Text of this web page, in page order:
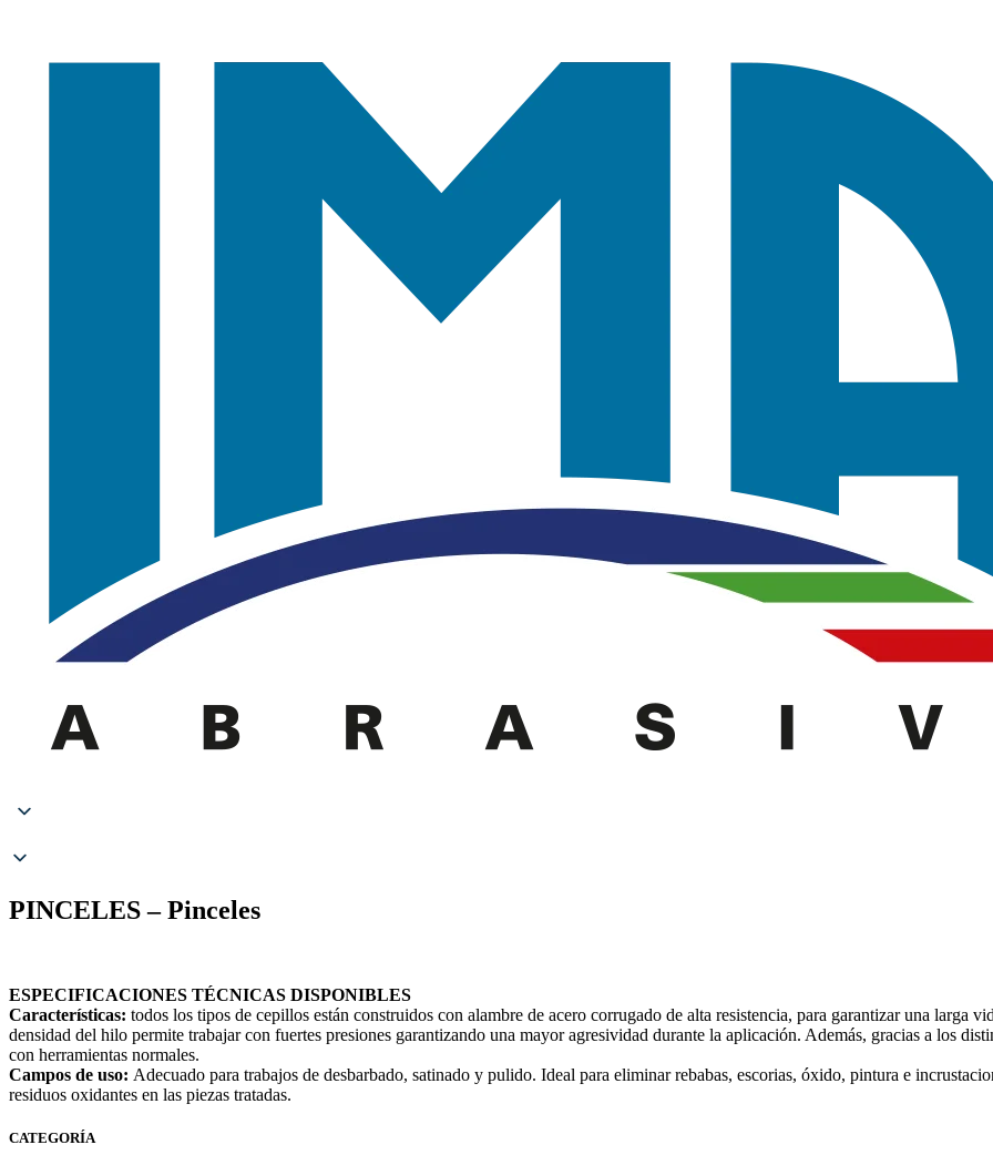
PINCELES – Pinceles
ESPECIFICACIONES TÉCNICAS DISPONIBLES
Características: todos los tipos de cepillos están construidos con alambre de acero corrugado de alta resistencia, para garantizar una larga
densidad del hilo permite trabajar con fuertes presiones garantizando una mayor agresividad durante la aplicación. Además, gracias a los
con herramientas normales.
Campos de uso: Adecuado para trabajos de desbarbado, satinado y pulido. Ideal para eliminar rebabas, escorias, óxido, pintura e
residuos oxidantes en las piezas tratadas.
CATEGORÍA